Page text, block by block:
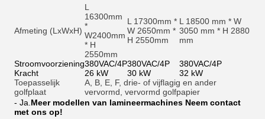
Afmeting (LxWxH)
L
16300mm
*
W2400mm
* H
2550mm
L 17300mm *
W 2650mm *
H 2550mm
L 18500 mm * W
3050 mm * H 2880
mm
Stroomvoorziening380VAC/4P380VAC/4P
380VAC/4P
Kracht
26 kW 30 kW
32 kW
Toepasselijk
golfplaat
A, B, E, F, drie- of vijflagig en ander
vervormd, vervormd golfpapier
- Ja. Meer modellen van lamineermachines Neem contact
met ons op!